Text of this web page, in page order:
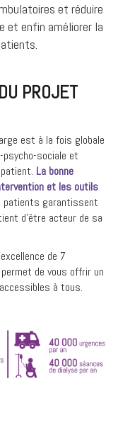
et réduire
et enfin améliorer la
PROJET
est à la fois globale
psycho-sociale et
La bonne
et les outils
patients garantissent
d’être acteur de sa
de 7
de vous offrir un
à tous.